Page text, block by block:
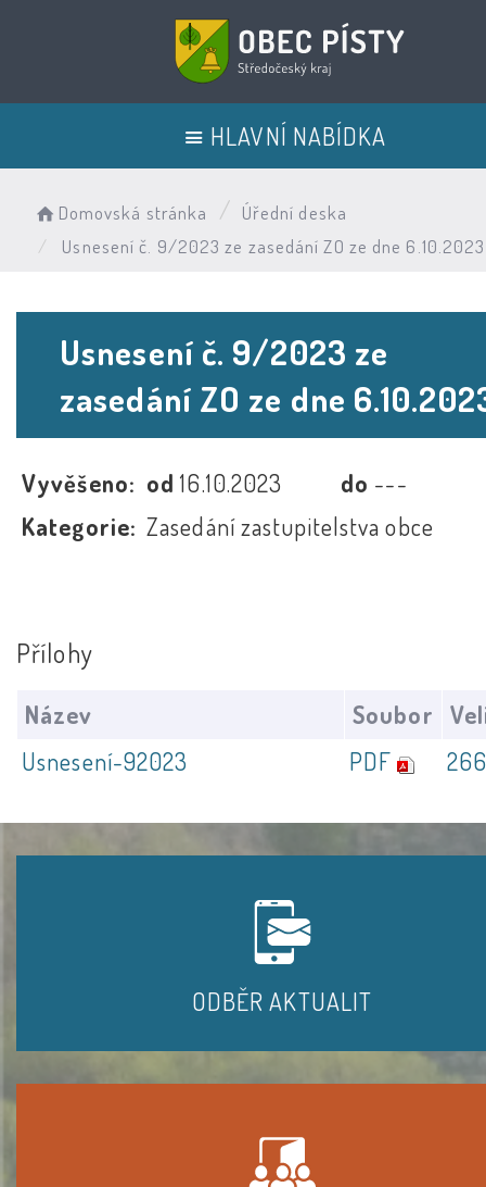
HLAVNÍ NABÍDKA
Domovská stránka
Úřední deska
Usnesení č. 9/2023 ze zasedání ZO ze dne 6.10.2023
Usnesení č. 9/2023 ze
zasedání ZO ze dne
Vyvěšeno: od16.10.2023 do ---
Kategorie: Zasedání zastupitelstva obce
Přílohy
Název Soubor
Usnesení-92023
PDF
ODBĚR AKTUALIT